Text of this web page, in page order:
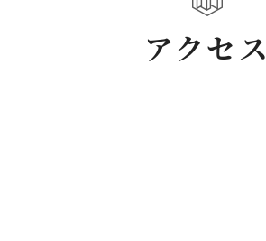
アクセス